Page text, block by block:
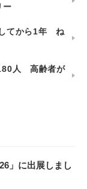
ー
てから1年 ね
人 高齢者が
」に出展しまし